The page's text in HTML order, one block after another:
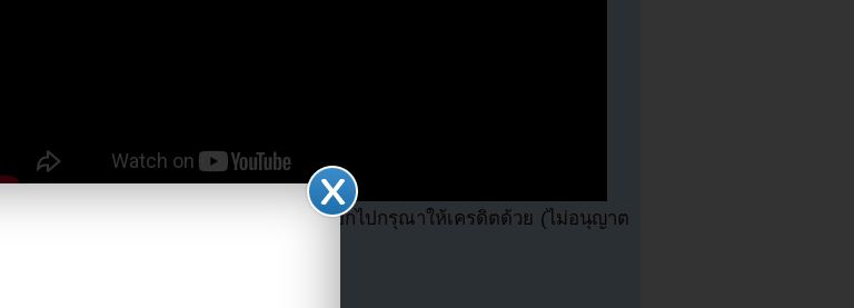
หากนำข่าวออกไปกรุณาให้เครดิตด้วย (ไม่อนุญาต